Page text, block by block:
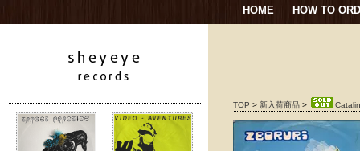
HOME HOW TO
TOP > 新入荷商品 >